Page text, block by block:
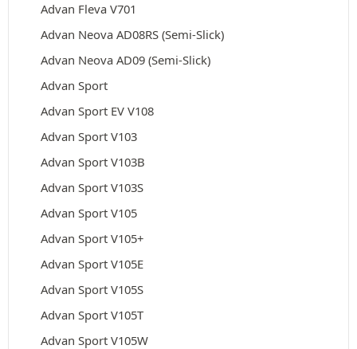
Advan Fleva V701
Advan Neova AD08RS (Semi-Slick)
Advan Neova AD09 (Semi-Slick)
Advan Sport
Advan Sport EV V108
Advan Sport V103
Advan Sport V103B
Advan Sport V103S
Advan Sport V105
Advan Sport V105+
Advan Sport V105E
Advan Sport V105S
Advan Sport V105T
Advan Sport V105W